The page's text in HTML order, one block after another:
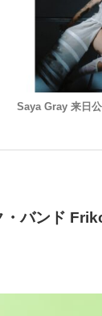
Saya Gray 来日
・バンド